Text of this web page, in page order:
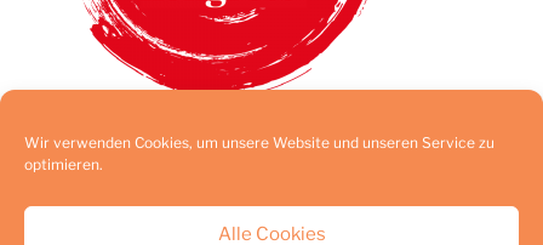
Wir verwenden Cookies, um unsere Website und unseren Service zu
optimieren.
Alle Cookies